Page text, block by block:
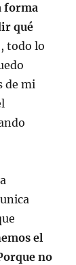
forma
qué
todo lo
de mi
el
no